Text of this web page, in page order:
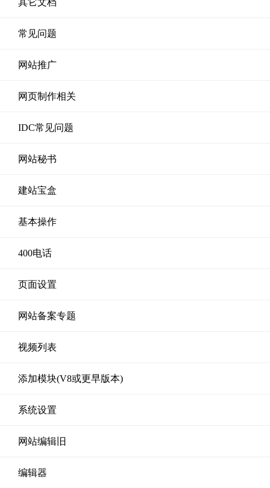
其它文档
常见问题
网站推广
网页制作相关
IDC常见问题
网站秘书
建站宝盒
基本操作
400电话
页面设置
网站备案专题
视频列表
添加模块(V8或更早版本)
系统设置
网站编辑旧
编辑器